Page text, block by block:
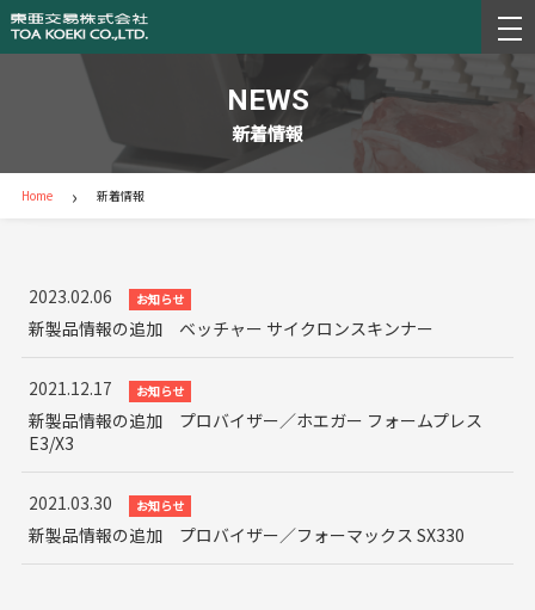
NEWS
新着情報
Home› 新着情報
2023.02.06 お知らせ
新製品情報の追加 ベッチャー サイクロンスキンナー
2021.12.17 お知らせ
新製品情報の追加 プロバイザー／ホエガー フォームプレス
E3/X3
2021.03.30 お知らせ
新製品情報の追加 プロバイザー／フォーマックス SX330